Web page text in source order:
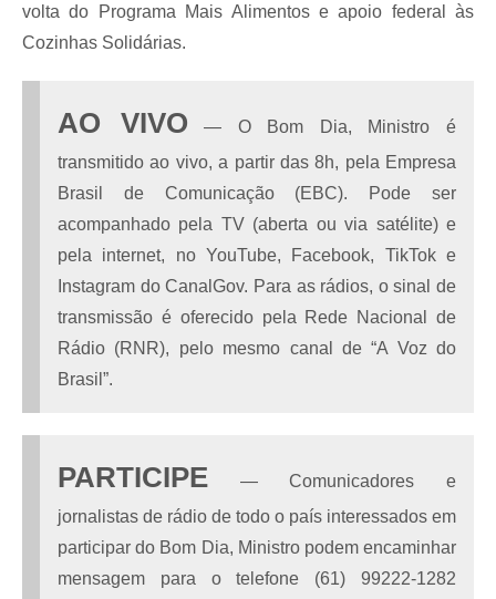
volta do Programa Mais Alimentos e apoio federal às
Cozinhas Solidárias.
AO VIVO — O Bom Dia, Ministro é
transmitido ao vivo, a partir das 8h, pela Empresa
Brasil de Comunicação (EBC). Pode ser
acompanhado pela TV (aberta ou via satélite) e
pela internet, no YouTube, Facebook, TikTok e
Instagram do CanalGov. Para as rádios, o sinal de
transmissão é oferecido pela Rede Nacional de
Rádio (RNR), pelo mesmo canal de “A Voz do
Brasil”.
PARTICIPE — Comunicadores e
jornalistas de rádio de todo o país interessados em
participar do Bom Dia, Ministro podem encaminhar
mensagem para o telefone (61) 99222-1282